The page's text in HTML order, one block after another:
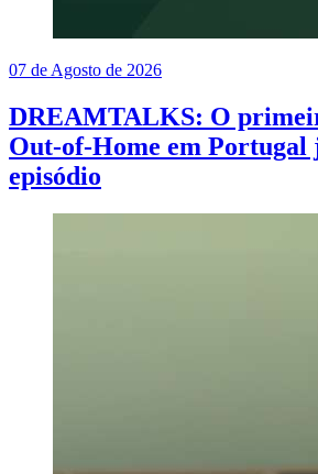
07 de Agosto de 2026
DREAMTALKS: O
Out-of-Home em Portugal
episódio